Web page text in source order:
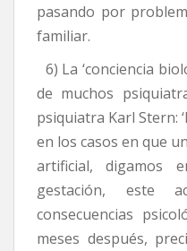
pasando por
familiar.
6) La ‘conciencia
de muchos
psiquiatra Karl Stern:
en los casos en que
artificial, digamos
gestación, este
consecuencias
meses después,